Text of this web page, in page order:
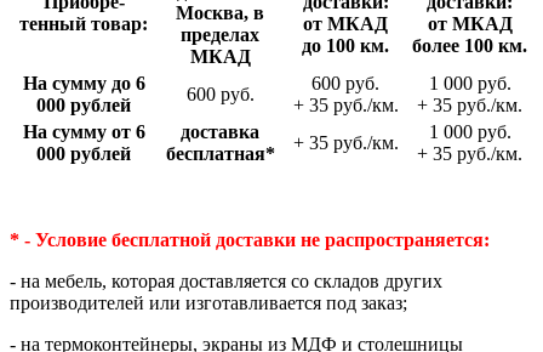
тенный товар:
Москва, в
пределах
МКАД
от МКАД
до 100 км.
от МКАД
более 100 км.
На сумму до 6
000 рублей
600 руб.
600 руб.
+ 35 руб./км.
1 000 руб.
+ 35 руб./км.
На сумму от 6
000 рублей
доставка
беспла­тная*
+ 35 руб./км.
1 000 руб.
+ 35 руб./км.
* - Условие бесплатной доставки не распространяется:
- на мебель, которая доставляется со складов других
производителей или изготавливается под заказ;
- на термоконтейнеры, экраны из МДФ и столешницы